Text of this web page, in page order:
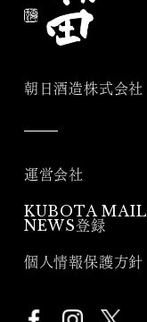
朝日酒造株式会社
運営会社
KUBOTA MAIL
NEWS登録
個人情報保護方針